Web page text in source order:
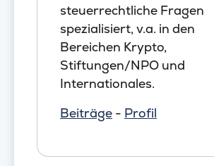
steuerrechtliche Fragen
spezialisiert, v.a. in den
Bereichen Krypto,
Stiftungen/NPO und
Internationales.
Beiträge - Profil